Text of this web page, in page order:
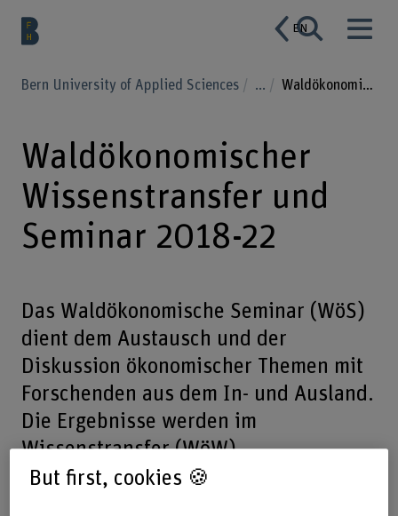
EN
Bern University of Applied Sciences ... Waldökonomischer Wissenstransfer und Seminar 2018-22
Waldökonomischer
Wissenstransfer und
Seminar 2018-22
Das Waldökonomische Seminar (WöS)
dient dem Austausch und der
Diskussion ökonomischer Themen mit
Forschenden aus dem In- und Ausland.
Die Ergebnisse werden im
Wissenstransfer (WöW)
zielgruppengerecht für die Praxis
But first, cookies 🍪